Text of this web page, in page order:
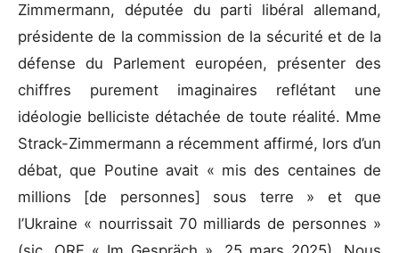
Zimmermann, députée du parti libéral allemand,
présidente de la commission de la sécurité et de la
défense du Parlement européen, présenter des
chiffres purement imaginaires reflétant une
idéologie belliciste détachée de toute réalité. Mme
Strack-Zimmermann a récemment affirmé, lors d’un
débat, que Poutine avait « mis des centaines de
millions [de personnes] sous terre » et que
l’Ukraine « nourrissait 70 milliards de personnes »